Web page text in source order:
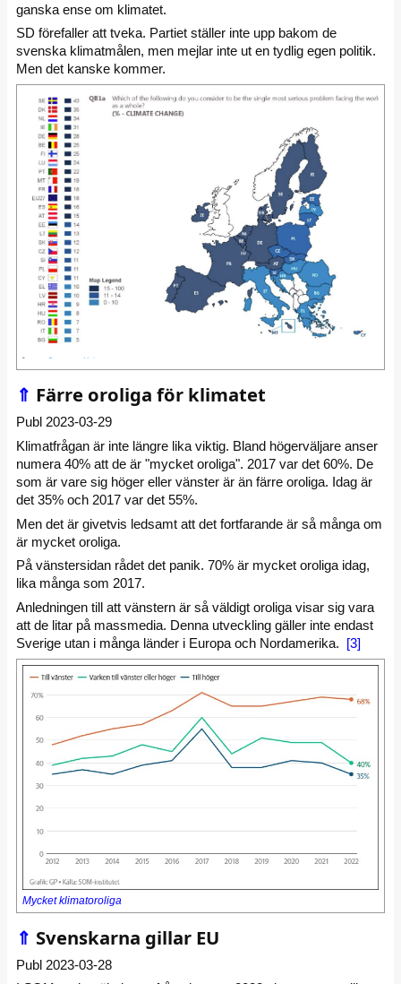
ganska ense om klimatet.
SD förefaller att tveka. Partiet ställer inte upp bakom de
svenska klimatmålen, men mejlar inte ut en tydlig egen politik.
Men det kanske kommer.
⇑ Färre oroliga för klimatet
Publ 2023-03-29
Klimatfrågan är inte längre lika viktig. Bland högerväljare anser
numera 40% att de är "mycket oroliga". 2017 var det 60%. De
som är vare sig höger eller vänster är än färre oroliga. Idag är
det 35% och 2017 var det 55%.
Men det är givetvis ledsamt att det fortfarande är så många om
är mycket oroliga.
På vänstersidan rådet det panik. 70% är mycket oroliga idag,
lika många som 2017.
Anledningen till att vänstern är så väldigt oroliga visar sig vara
att de litar på massmedia. Denna utveckling gäller inte endast
Sverige utan i många länder i Europa och Nordamerika. [3]
Mycket klimatoroliga
⇑ Svenskarna gillar EU
Publ 2023-03-28